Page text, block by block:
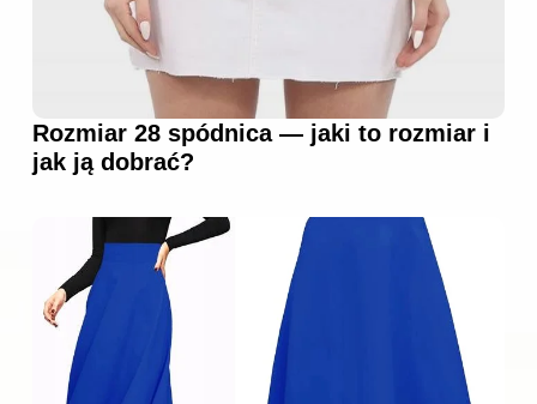
Rozmiar 28 spódnica — jaki to rozmiar i
jak ją dobrać?